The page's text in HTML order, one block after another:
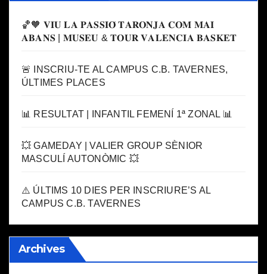
🏀🧡 𝐕𝐈𝐔 𝐋𝐀 𝐏𝐀𝐒𝐒𝐈𝐎́ 𝐓𝐀𝐑𝐎𝐍𝐉𝐀 𝐂𝐎𝐌 𝐌𝐀𝐈
𝐀𝐁𝐀𝐍𝐒 | 𝐌𝐔𝐒𝐄𝐔 & 𝐓𝐎𝐔𝐑 𝐕𝐀𝐋𝐄𝐍𝐂𝐈𝐀 𝐁𝐀𝐒𝐊𝐄𝐓
🚨 INSCRIU-TE AL CAMPUS C.B. TAVERNES,
ÚLTIMES PLACES
📊 RESULTAT | INFANTIL FEMENÍ 1ª ZONAL 📊
💥 GAMEDAY | VALIER GROUP SÈNIOR
MASCULÍ AUTONÒMIC 💥
⚠️ ÚLTIMS 10 DIES PER INSCRIURE’S AL
CAMPUS C.B. TAVERNES
Archives